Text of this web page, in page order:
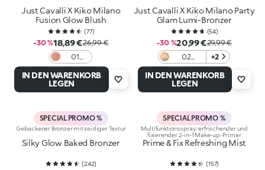
Just Cavalli X Kiko Milano
Fusion Glow Blush
(77)
-30 %18,89 €26,99 €
01
Sunlit
Mocha
IN DEN WARENKORB
LEGEN
Just Cavalli X Kiko Milano Party
Glam Lumi-Bronzer
(54)
-30 %20,99 €29,99 €
02
Savanna
Toffee
+2
IN DEN WARENKORB
LEGEN
SPECIAL PROMO %
Gebackener Bronzer mit seidiger Textur
Silky Glow Baked Bronzer
(242)
SPECIAL PROMO %
Multifunktionsspray: erfrischender und
fixierender 2-in-1 Make-up-Primer
Prime & Fix Refreshing Mist
(157)